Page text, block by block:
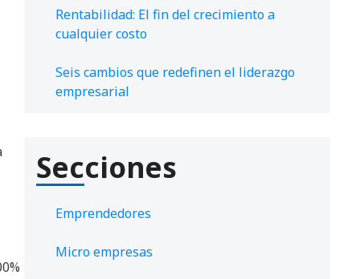
Rentabilidad: El fin del crecimiento a
cualquier costo
Seis cambios que redefinen el liderazgo
empresarial
Secciones
Emprendedores
Micro empresas